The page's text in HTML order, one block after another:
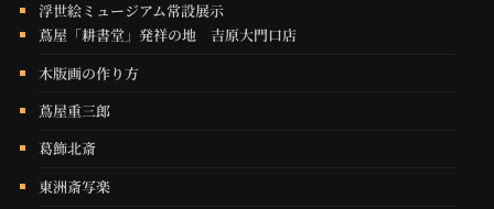
浮世絵ミュージアム常設展示
蔦屋「耕書堂」発祥の地 吉原大門口店
木版画の作り方
蔦屋重三郎
葛飾北斎
東洲斎写楽